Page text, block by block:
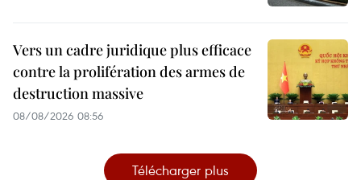
Vers un cadre juridique plus efficace
contre la prolifération des armes de
destruction massive
08/08/2026 08:56
Télécharger plus